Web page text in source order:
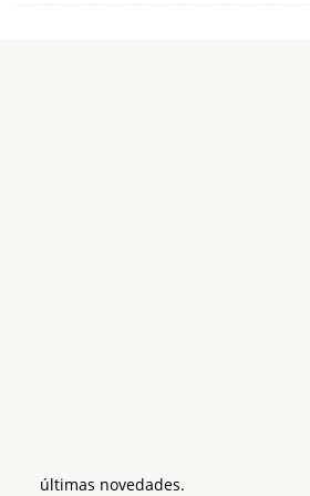
últimas novedades.